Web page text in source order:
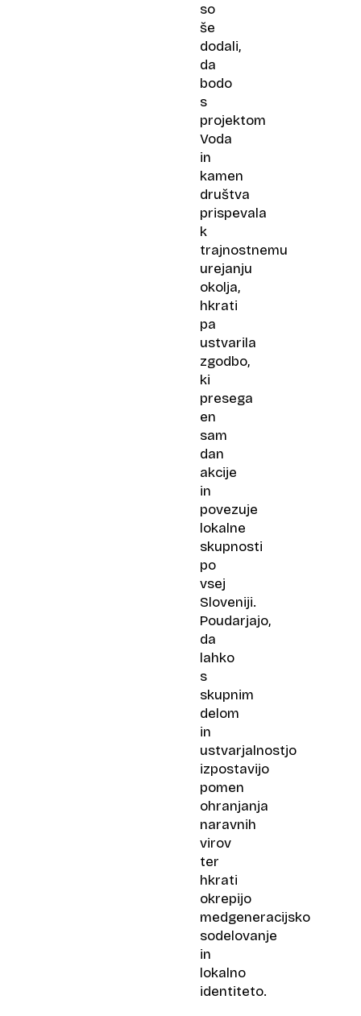
so
še
dodali,
da
bodo
s
projektom
Voda
in
kamen
društva
prispevala
k
trajnostnemu
urejanju
okolja,
hkrati
pa
ustvarila
zgodbo,
ki
presega
en
sam
dan
akcije
in
povezuje
lokalne
skupnosti
po
vsej
Sloveniji.
Poudarjajo,
da
lahko
s
skupnim
delom
in
ustvarjalnostjo
izpostavijo
pomen
ohranjanja
naravnih
virov
ter
hkrati
okrepijo
medgeneracijsko
sodelovanje
in
lokalno
identiteto.